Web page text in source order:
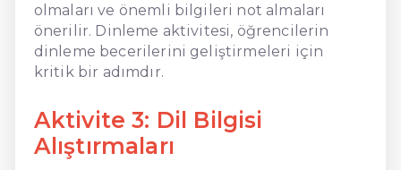
olmaları ve önemli bilgileri not almaları
önerilir. Dinleme aktivitesi, öğrencilerin
dinleme becerilerini geliştirmeleri için
kritik bir adımdır.
Aktivite 3: Dil Bilgisi
Alıştırmaları